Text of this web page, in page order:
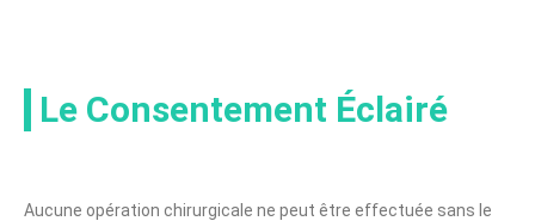
Le Consentement Éclairé
Aucune opération chirurgicale ne peut être effectuée sans le